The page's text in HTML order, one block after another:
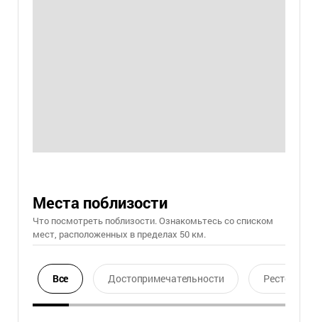
Места поблизости
Что посмотреть поблизости. Ознакомьтесь со списком
мест, расположенных в пределах 50 км.
Все Достопримечательности Ресторан